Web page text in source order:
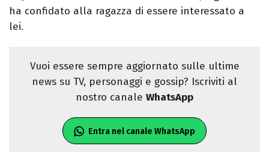
ha confidato alla ragazza di essere interessato a
lei.
Vuoi essere sempre aggiornato sulle ultime
news su TV, personaggi e gossip? Iscriviti al
nostro canale WhatsApp
Entra nel canale WhatsApp